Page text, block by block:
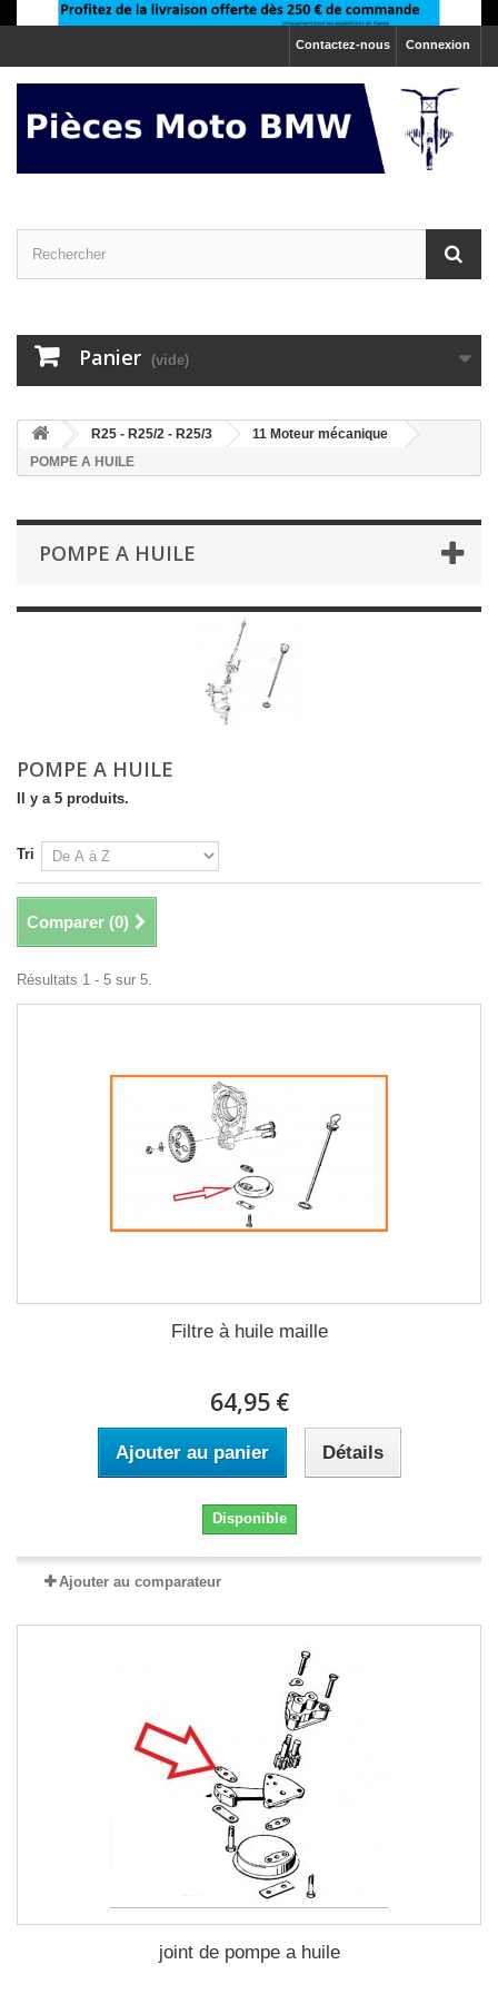
Connexion
Contactez-nous
Panier (vide)
>R25 - R25/2 - R25/3 >11 Moteur mécanique
POMPE A HUILE
POMPE A HUILE
POMPE A HUILE
Il y a 5 produits.
Tri
Comparer (0)
Résultats 1 - 5 sur 5.
Filtre à huile maille
64,95 €
Ajouter au panier Détails
Disponible
Ajouter au comparateur
joint de pompe a huile